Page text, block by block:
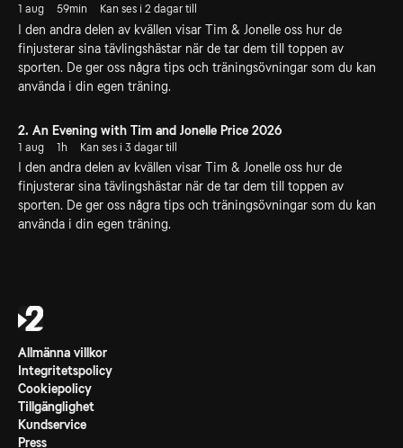
1 aug 59min Kan ses i 2 dagar till
I den andra delen av kvällen visar Tim & Jonelle oss hur de
finjusterar sina tävlingshästar när de tar dem till toppen av
sporten. De ger oss några tips och träningsövningar som du kan
använda i din egen träning.
2. An Evening with Tim and Jonelle Price 2026
1 aug 1h Kan ses i 3 dagar till
I den andra delen av kvällen visar Tim & Jonelle oss hur de
finjusterar sina tävlingshästar när de tar dem till toppen av
sporten. De ger oss några tips och träningsövningar som du kan
använda i din egen träning.
Allmänna villkor
Integritetspolicy
Cookiepolicy
Tillgänglighet
Kundservice
Press